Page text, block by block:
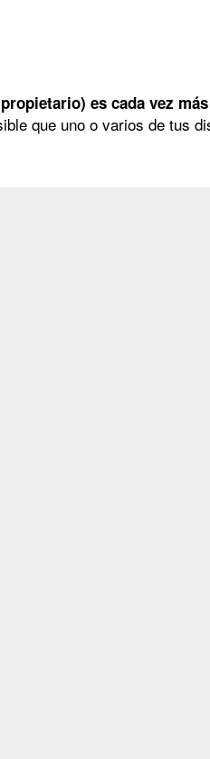
es cada vez
que uno o varios de tus